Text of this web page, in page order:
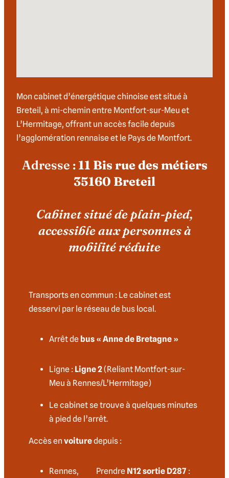
Mon cabinet d’énergétique chinoise est situé à
Breteil, à mi-chemin entre Montfort-sur-Meu et
L’Hermitage, offrant un accès facile depuis
l’agglomération rennaise et le Pays de Montfort.
Adresse : 11 Bis rue des métiers
35160 Breteil
Cabinet situé de plain-pied,
accessible aux personnes à
mobilité réduite
Transports en commun : Le cabinet est
desservi par le réseau de bus local.
Arrêt de bus « Anne de Bretagne »
Ligne : Ligne 2(Reliant Montfort-sur-
Meu à Rennes/L’Hermitage)
Le cabinet se trouve à quelques minutes
à pied de l’arrêt.
Accès en voituredepuis :
Rennes,
Prendre N12 sortie D287: